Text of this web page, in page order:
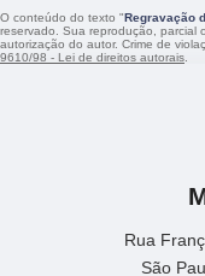
O conteúdo do texto "Regravação
reservado. Sua reprodução, parcial
autorização do autor. Crime de
9610/98 - Lei de direitos autorais
Rua
São